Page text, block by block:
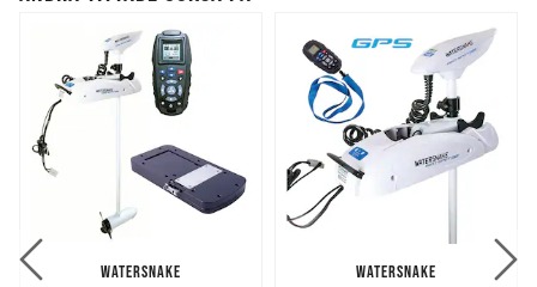
WATERSNAKE WATERSNAKE